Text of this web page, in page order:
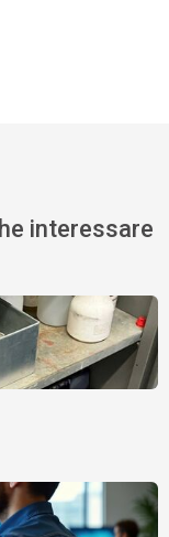
interessare